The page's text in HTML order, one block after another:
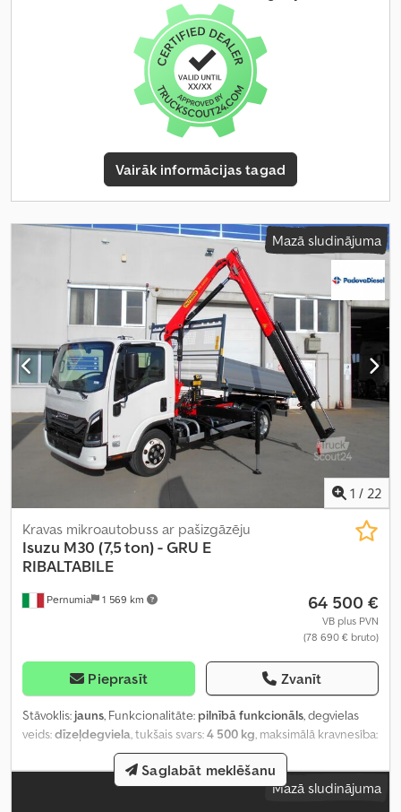
ABS, centrālā atslēga, kruīza kontrole, navigācijas
Vairāk informācijas tagad
Mazā sludinājuma
1 / 22
Pernumia 1 569 km
Kravas mikroautobuss ar pašizgāzēju
Isuzu M30 (7,5 ton) - GRU E
RIBALTABILE
64 500 €
VB plus PVN
(78 690 € bruto)
Pieprasīt Zvanīt
Stāvoklis: jauns, Funkcionalitāte: pilnībā funkcionāls, degvielas
veids:dīzeļdegviela , tukšais svars:4 500 kg , maksimālā kravnesība:
, kopējais svars:7 500 kg, riepu stāvoklis:100 procenti
asu konfigurācija:
4x2 , riteņu bāze:3 365 mm, pārnesuma veids:
, emisijas klase:Euro 6e, piekares sistēma:tērauds,
Mazā sludinājuma
Saglabāt meklēšanu